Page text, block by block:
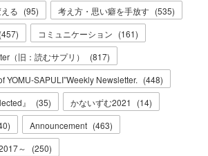
る (95) 考え方・思い癖を手放す (535)
(457) コミュニケーション (161)
（旧：読むサプリ）
(817)
YOMU-SAPULI”Weekly Newsletter. (448)
』
(35) かないずむ2021 (14)
) Announcement (463)
～
(250)